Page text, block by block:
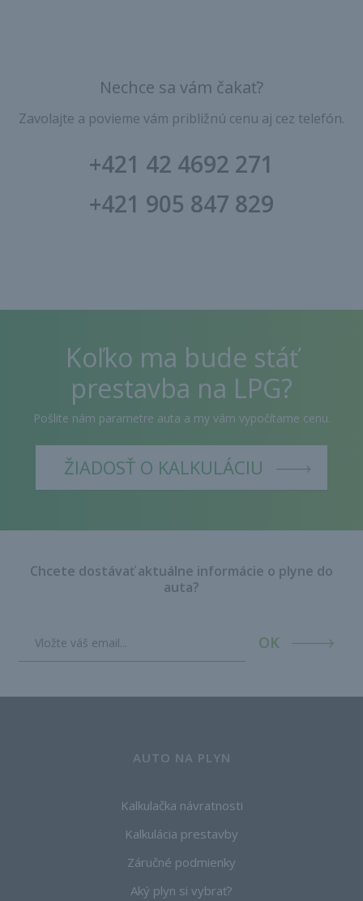
Nechce sa vám čakať?
Zavolajte a povieme vám približnú cenu aj cez telefón.
+421 42 4692 271​
+421 905 847 829
Koľko ma bude stáť
prestavba na LPG?
Pošlite nám parametre auta a my vám vypočítame cenu.
ŽIADOSŤ O KALKULÁCIU
Chcete dostávať aktuálne informácie o plyne do
auta?
OK
AUTO NA PLYN
Kalkulačka návratnosti
Kalkulácia prestavby
Záručné podmienky
Aký plyn si vybrať?